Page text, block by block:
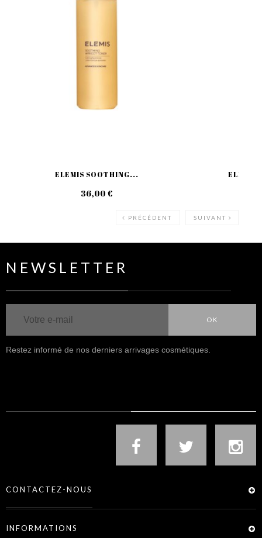
ELEMIS SOOTHING...
36,00 €
ELEMIS
PRÉCÉDENT SUIVANT
NEWSLETTER
OK
Restez informé de nos derniers arrivages cosmétiques.
CONTACTEZ-NOUS
INFORMATIONS